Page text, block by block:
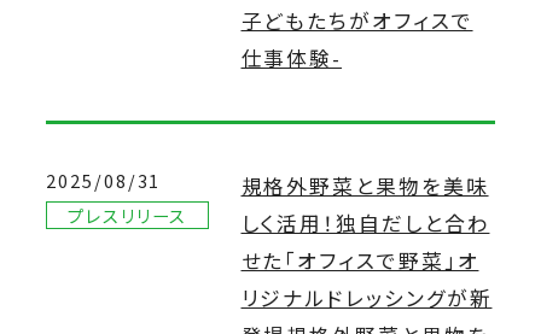
子どもたちがオフィスで
仕事体験-
2025/08/31
プレスリリース
規格外野菜と果物を美味
しく活用！独自だしと合わ
せた「オフィスで野菜」オ
リジナルドレッシングが新